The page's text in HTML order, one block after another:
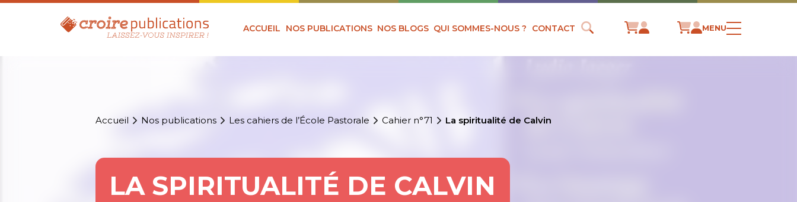
ACCUEIL NOS PUBLICATIONS NOS BLOGS QUI SOMMES-NOUS ? CONTACT MENU
Accueil Nos publications Les cahiers de l’École Pastorale Cahier n°71 La spiritualité de Calvin
LA SPIRITUALITÉ DE CALVIN